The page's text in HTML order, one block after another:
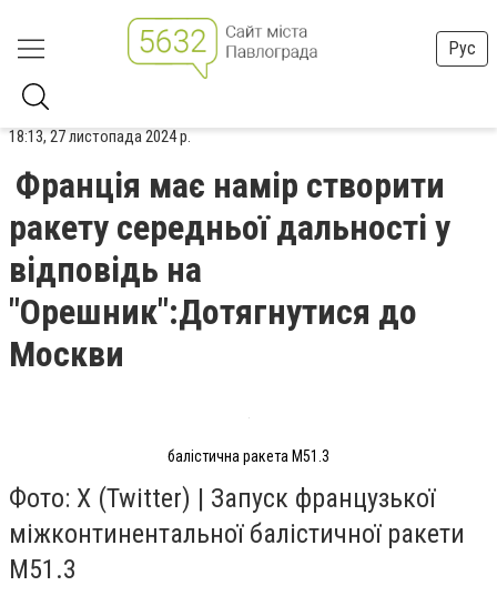
Рус
18:13, 27 листопада 2024 р.
Франція має намір створити
ракету середньої дальності у
відповідь на
"Орешник":Дотягнутися до
Москви
балістична ракета M51.3
Фото: X (Twitter) | Запуск французької
міжконтинентальної балістичної ракети
M51.3